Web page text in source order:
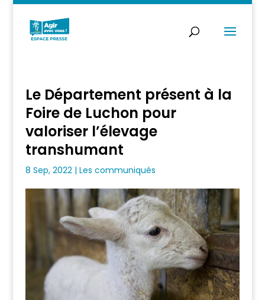
Le Département présent à la
Foire de Luchon pour
valoriser l’élevage
transhumant
8 Sep, 2022| Les communiqués